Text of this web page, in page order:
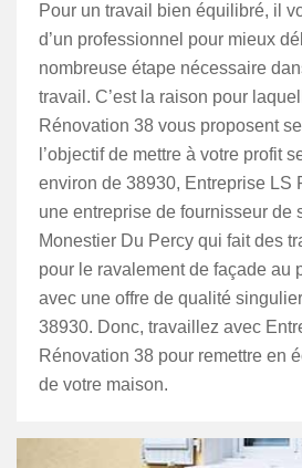
Pour un travail bien équilibré, il
d’un professionnel pour mieux
nombreuse étape nécessaire
travail. C’est la raison pour
Rénovation 38 vous proposent
l’objectif de mettre à votre profit
environ de 38930, Entreprise LS
une entreprise de fournisseur de
Monestier Du Percy qui fait des
pour le ravalement de façade au
avec une offre de qualité
38930. Donc, travaillez avec
Rénovation 38 pour remettre en
de votre maison.